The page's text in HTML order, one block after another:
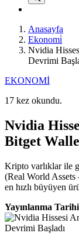
Anasayfa
Ekonomi̇
Nvidia
Devrimi
EKONOMİ
17 kez okundu.
Nvidia
Bitget
Kripto varlıklar ile
(Real World Assets
en hızlı büyüyen
Yayınlanma